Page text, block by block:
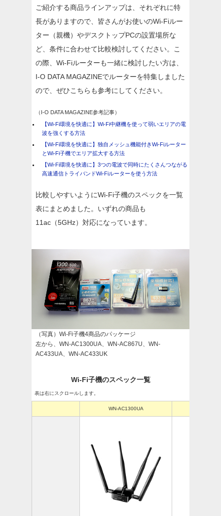
ご紹介する商品ラインアップは、それぞれに特
長がありますので、皆さんがお使いのWi-Fiルー
ター（親機）やデスクトップPCの設置場所な
ど、条件に合わせて比較検討してください。こ
の際、Wi-Fiルーターも一緒に検討したい方は、
I-O DATA MAGAZINEでルーターを特集しました
ので、ぜひこちらも参考にしてください。
（I-O DATA MAGAZINE参考記事）
【Wi-Fi環境を快適に】Wi-Fi中継機を使って弱いエリアの電
波を強くする方法
【Wi-Fi環境を快適に】独自メッシュ機能付きWi-Fiルーター
とWi-Fi子機でエリア拡大する方法
【Wi-Fi環境を快適に】3つの電波で同時にたくさんつながる
高速通信トライバンドWi-Fiルーターを使う方法
比較しやすいようにWi-Fi子機のスペックを一覧
表にまとめました。いずれの商品も
11ac（5GHz）対応になっています。
（写真）Wi-Fi子機4商品のパッケージ
左から、WN-AC1300UA、WN-AC867U、WN-
AC433UA、WN-AC433UK
Wi-Fi子機のスペック一覧
表は右にスクロールします。
WN-AC1300UA